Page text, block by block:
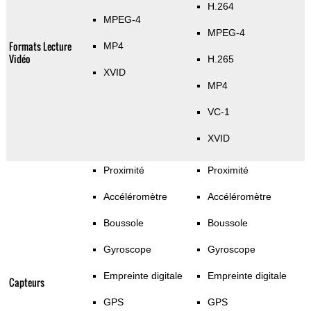
Formats Lecture
Vidéo
MPEG-4
MP4
XVID
H.264
MPEG-4
H.265
MP4
VC-1
XVID
Capteurs
Proximité
Accéléromètre
Boussole
Gyroscope
Empreinte digitale
GPS
Proximité
Accéléromètre
Boussole
Gyroscope
Empreinte digitale
GPS